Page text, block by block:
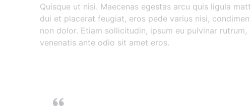
Quisque ut nisi. Maecenas egestas arcu quis ligula
dui et placerat feugiat, eros pede varius nisi,
non dolor. Etiam sollicitudin, ipsum eu pulvinar
venenatis ante odio sit amet eros.